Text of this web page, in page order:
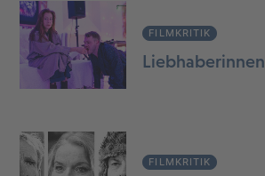
FILMKRITIK
Liebhaberinnen
FILMKRITIK